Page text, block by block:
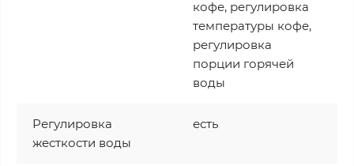
кофе, регулировка
температуры кофе,
регулировка
порции горячей
воды
Регулировка
жесткости воды
есть